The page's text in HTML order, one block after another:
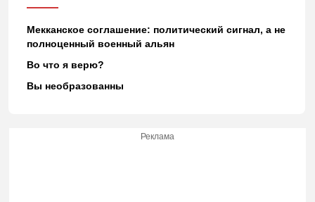
Мекканское соглашение: политический сигнал, а не
полноценный военный альян
Во что я верю?
Вы необразованны
Реклама